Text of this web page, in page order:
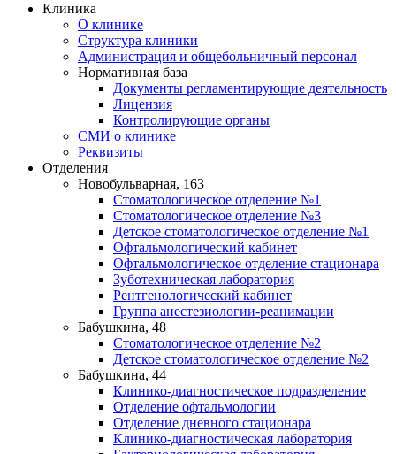
Клиника
О клинике
Структура клиники
Администрация и общебольничный персонал
Нормативная база
Документы регламентирующие деятельность
Лицензия
Контролирующие органы
СМИ о клинике
Реквизиты
Отделения
Новобульварная, 163
Стоматологическое отделение №1
Стоматологическое отделение №3
Детское стоматологическое отделение №1
Офтальмологический кабинет
Офтальмологическое отделение стационара
Зуботехническая лаборатория
Рентгенологический кабинет
Группа анестезиологии-реанимации
Бабушкина, 48
Стоматологическое отделение №2
Детское стоматологическое отделение №2
Бабушкина, 44
Клинико-диагностическое подразделение
Отделение офтальмологии
Отделение дневного стационара
Клинико-диагностическая лаборатория